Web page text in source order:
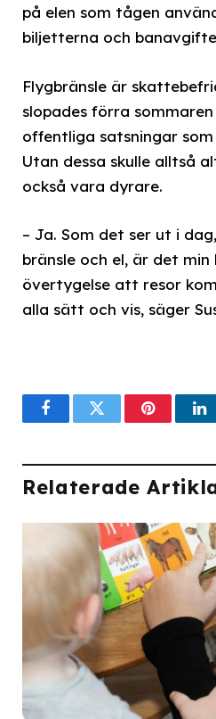
på elen som tågen
biljetterna och
Flygbränsle är
slopades förra
offentliga satsningar
Utan dessa skulle alltså
också vara dyrare.
– Ja. Som det ser ut i
bränsle och el, är det min
övertygelse att resor
alla sätt och vis, säger
FacebookTwitter
Relaterade